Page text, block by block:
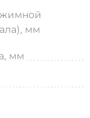
мм
мм